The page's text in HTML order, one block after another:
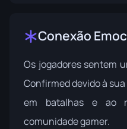
Conexão
Os jogadores sentem
Confirmed devido à
em batalhas e ao
comunidade gamer.